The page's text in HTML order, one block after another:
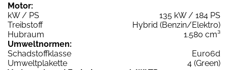
Motor:
kW / PS
135 kW / 184 PS
Treibstoff
Hybrid (Benzin/Elektro)
Hubraum
1.580 cm³
Umweltnormen:
Schadstoffklasse
Euro6d
Umweltplakette
4 (Green)